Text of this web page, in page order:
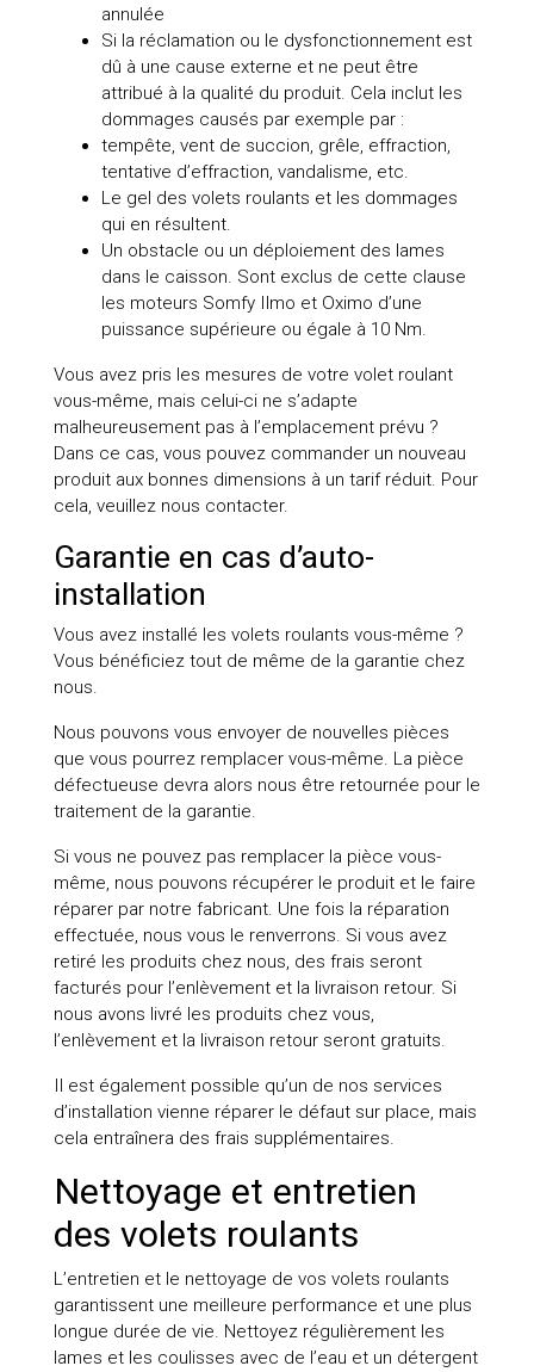
annulée
Si la réclamation ou le dysfonctionnement est
dû à une cause externe et ne peut être
attribué à la qualité du produit. Cela inclut les
dommages causés par exemple par :
tempête, vent de succion, grêle, effraction,
tentative d’effraction, vandalisme, etc.
Le gel des volets roulants et les dommages
qui en résultent.
Un obstacle ou un déploiement des lames
dans le caisson. Sont exclus de cette clause
les moteurs Somfy Ilmo et Oximo d’une
puissance supérieure ou égale à 10 Nm.
Vous avez pris les mesures de votre volet roulant
vous-même, mais celui-ci ne s’adapte
malheureusement pas à l’emplacement prévu ?
Dans ce cas, vous pouvez commander un nouveau
produit aux bonnes dimensions à un tarif réduit. Pour
cela, veuillez nous contacter.
Garantie en cas d’auto-
installation
Vous avez installé les volets roulants vous-même ?
Vous bénéficiez tout de même de la garantie chez
nous.
Nous pouvons vous envoyer de nouvelles pièces
que vous pourrez remplacer vous-même. La pièce
défectueuse devra alors nous être retournée pour le
traitement de la garantie.
Si vous ne pouvez pas remplacer la pièce vous-
même, nous pouvons récupérer le produit et le faire
réparer par notre fabricant. Une fois la réparation
effectuée, nous vous le renverrons. Si vous avez
retiré les produits chez nous, des frais seront
facturés pour l’enlèvement et la livraison retour. Si
nous avons livré les produits chez vous,
l’enlèvement et la livraison retour seront gratuits.
Il est également possible qu’un de nos services
d’installation vienne réparer le défaut sur place, mais
cela entraînera des frais supplémentaires.
Nettoyage et entretien
des volets roulants
L’entretien et le nettoyage de vos volets roulants
garantissent une meilleure performance et une plus
longue durée de vie. Nettoyez régulièrement les
lames et les coulisses avec de l’eau et un détergent